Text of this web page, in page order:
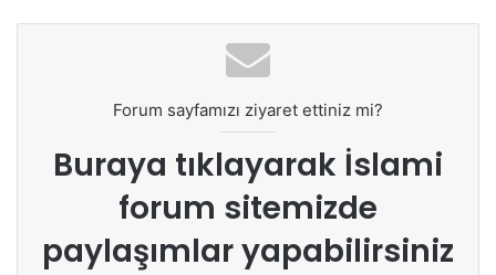
Forum sayfamızı ziyaret ettiniz mi?
Buraya tıklayarak İslami
forum sitemizde
paylaşımlar yapabilirsiniz